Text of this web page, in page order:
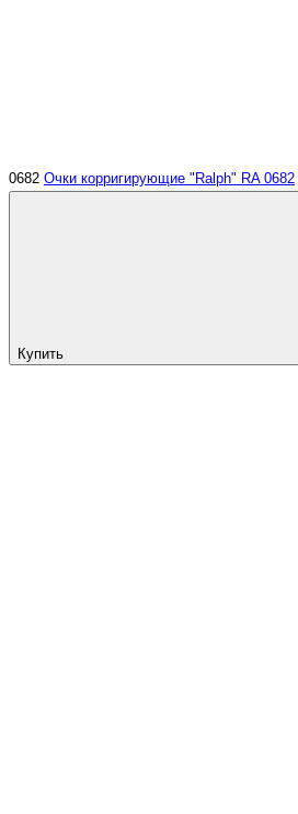
0682 Очки корригирующие "Ralph" RA 0682
Купить